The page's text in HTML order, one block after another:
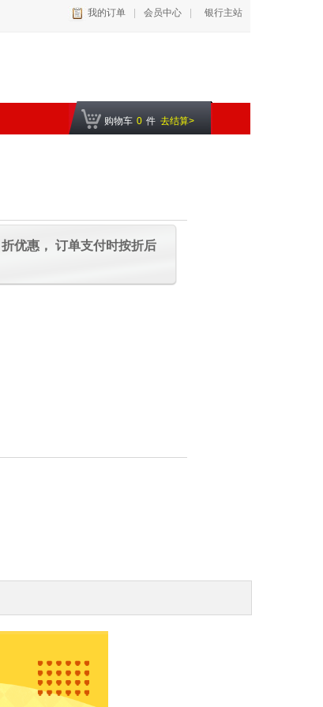
我的订单 会员中心 银行主站
购物车 0 件 去结算>
折优惠， 订单支付时按折后